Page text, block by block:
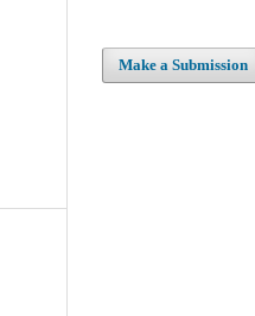
Make a Submission